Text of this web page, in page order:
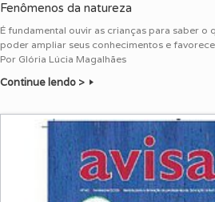
Fenômenos da natureza
É fundamental ouvir as crianças para saber o
poder ampliar seus conhecimentos e
Por Glória Lúcia Magalhães
Continue lendo >